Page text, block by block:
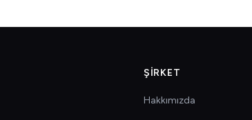
ŞIRKET
Hakkımızda